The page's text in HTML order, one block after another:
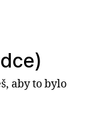
aby to bylo